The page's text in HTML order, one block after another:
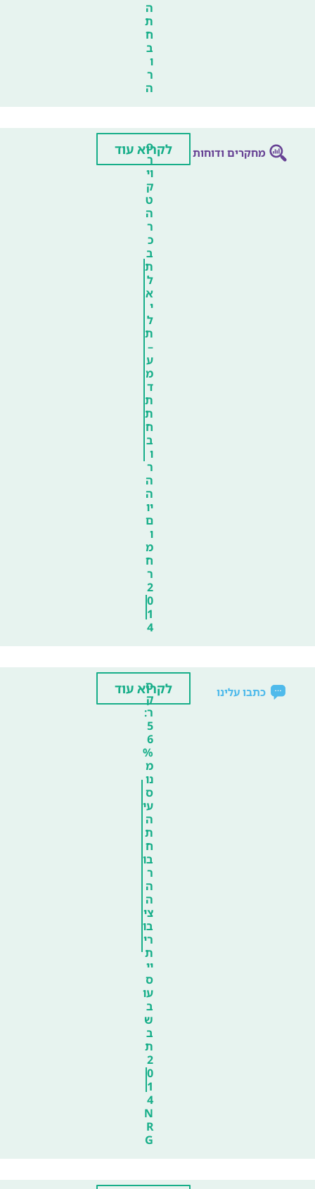
ה
ת
ח
ב
ו
ר
ה
מחקרים ודוחות
פ
ר
וי
ק
ט
ה
ר
כ
ב
ת
ל
א
י
ל
ת
–
ע
מ
ד
ת
ת
ח
ב
ו
ר
ה
ה
יו
ם
ו
מ
ח
ר
2
0
1
4
לקרוא עוד
כתבו עלינו
ס
ק
ר:
5
6
%
מ
נו
ס
עי
ה
ת
ח
בו
ר
ה
ה
צי
בו
רי
ת
יי
ס
עו
ב
ש
ב
ת
2
0
1
4
N
R
G
לקרוא עוד